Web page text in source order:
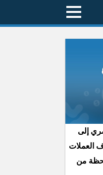
إلى
العملات
لحظة من